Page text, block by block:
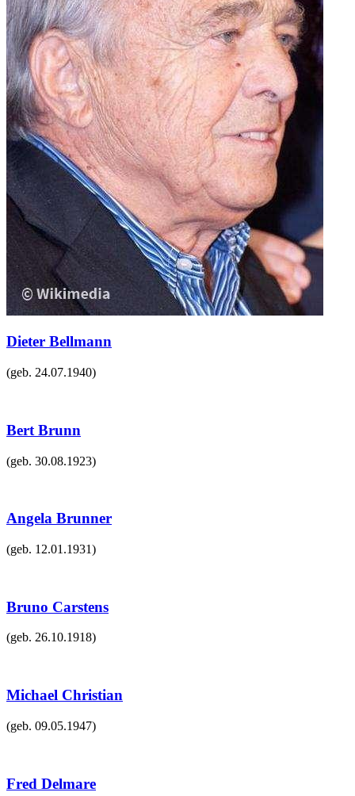
Dieter Bellmann
(geb. 24.07.1940)
Bert Brunn
(geb. 30.08.1923)
Angela Brunner
(geb. 12.01.1931)
Bruno Carstens
(geb. 26.10.1918)
Michael Christian
(geb. 09.05.1947)
Fred Delmare